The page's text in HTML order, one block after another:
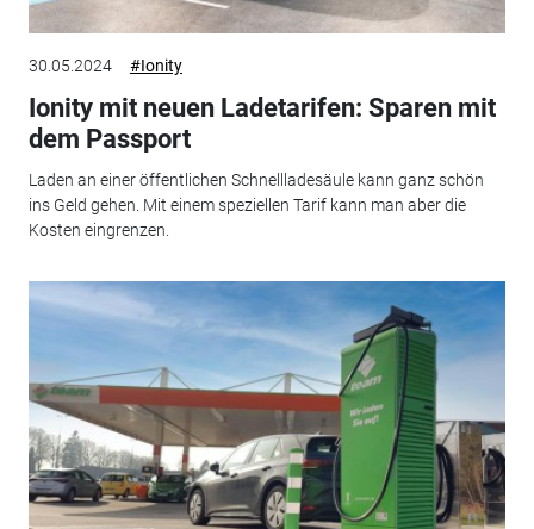
30.05.2024 #Ionity
Ionity mit neuen Ladetarifen: Sparen mit
dem Passport
Laden an einer öffentlichen Schnellladesäule kann ganz schön
ins Geld gehen. Mit einem speziellen Tarif kann man aber die
Kosten eingrenzen.